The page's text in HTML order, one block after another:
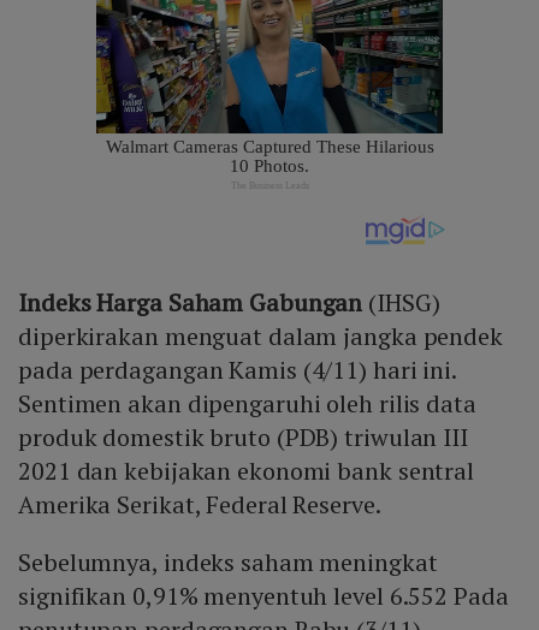
Indeks Harga Saham Gabungan (IHSG)
diperkirakan menguat dalam jangka pendek
pada perdagangan Kamis (4/11) hari ini.
Sentimen akan dipengaruhi oleh rilis data
produk domestik bruto (PDB) triwulan III
2021 dan kebijakan ekonomi bank sentral
Amerika Serikat, Federal Reserve.
Sebelumnya, indeks saham meningkat
signifikan 0,91% menyentuh level 6.552 Pada